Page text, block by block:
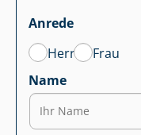
Anrede
Herr
Frau
Name